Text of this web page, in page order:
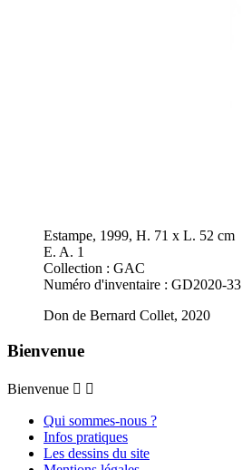
Estampe, 1999, H. 71 x L. 52 cm
E. A. 1
Collection : GAC
Numéro d'inventaire : GD2020-33
Don de Bernard Collet, 2020
Bienvenue
Bienvenue  
Qui sommes-nous ?
Infos pratiques
Les dessins du site